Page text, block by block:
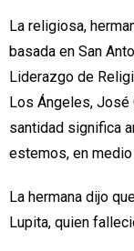
La religiosa,
basada en San
Liderazgo de
Los Ángeles, José
santidad significa
estemos, en medio
La hermana dijo
Lupita, quien